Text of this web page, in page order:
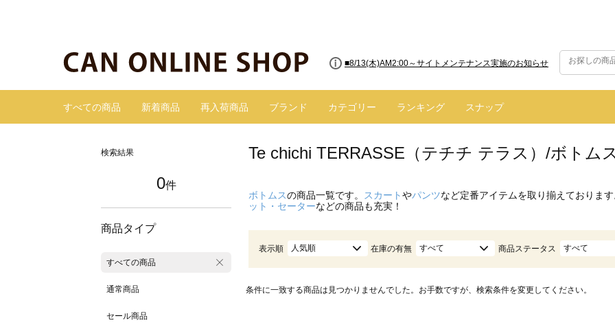
■8/13(木)AM2:00～サイトメンテナンス実施のお知らせ
すべての商品 新着商品 再入荷商品 ブランド カテゴリー ランキング スナップ
検索結果
0件
商品タイプ
すべての商品
通常商品
セール商品
Te chichi TERRASSE（テチチ テラス）/ボトム
ボトムスの商品一覧です。 スカートやパンツなど定番アイテムを取り揃えておりま
ット・セーターなどの商品も充実！
表示順 人気順 在庫の有無 すべて 商品ステータス すべて
条件に一致する商品は見つかりませんでした。お手数ですが、検索条件を変更してください。